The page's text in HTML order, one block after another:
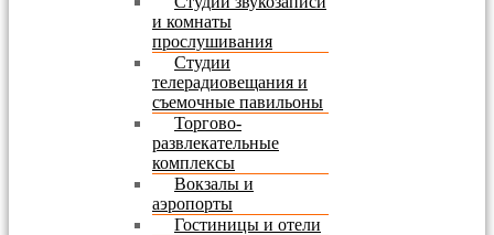
и комнаты
прослушивания
Студии
телерадиовещания и
съемочные павильоны
Торгово-
развлекательные
комплексы
Вокзалы и
аэропорты
Гостиницы и отели